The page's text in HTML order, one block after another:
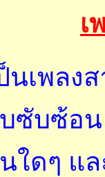
เ
พลงส
ซับซ้อน
ใดๆ แ